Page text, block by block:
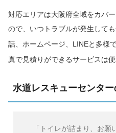
対応エリアは大阪府全域をカバ
ので、いつトラブルが発生して
話、ホームページ、LINEと多様
真で見積りができるサービスは便
水道レスキューセンター
「トイレが詰まり、お願